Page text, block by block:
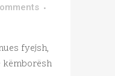
fyejsh,
këmborësh